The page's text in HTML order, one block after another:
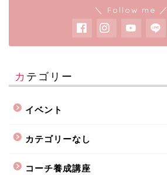
＼ Follow me ／
カテゴリー
イベント
カテゴリーなし
コーチ養成講座